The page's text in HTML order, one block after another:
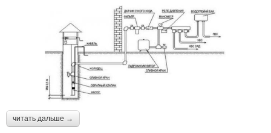
читать дальше →